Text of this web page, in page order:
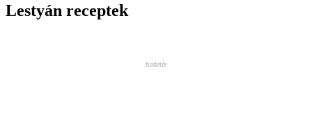
Lestyán receptek
hirdetés